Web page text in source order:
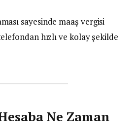
sayesinde maaş vergisi
hızlı ve kolay şekilde
Ne Zaman